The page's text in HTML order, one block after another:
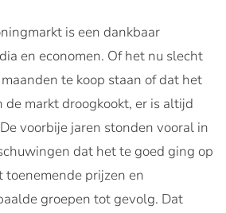
is een dankbaar
en economen. Of het nu slecht
te koop staan of dat het
de markt droogkookt, er is altijd
voorbije jaren stonden vooral in
dat het te goed ging op
toenemende prijzen en
groepen tot gevolg. Dat